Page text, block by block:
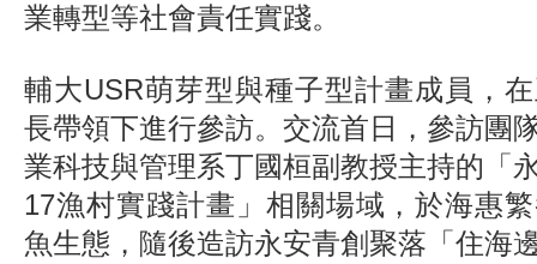
業轉型等社會責任實踐。
輔大USR萌芽型與種子型計畫成員，
長帶領下進行參訪。交流首日，參訪團
業科技與管理系丁國桓副教授主持的「
17漁村實踐計畫」相關場域，於海惠
魚生態，隨後造訪永安青創聚落「住海